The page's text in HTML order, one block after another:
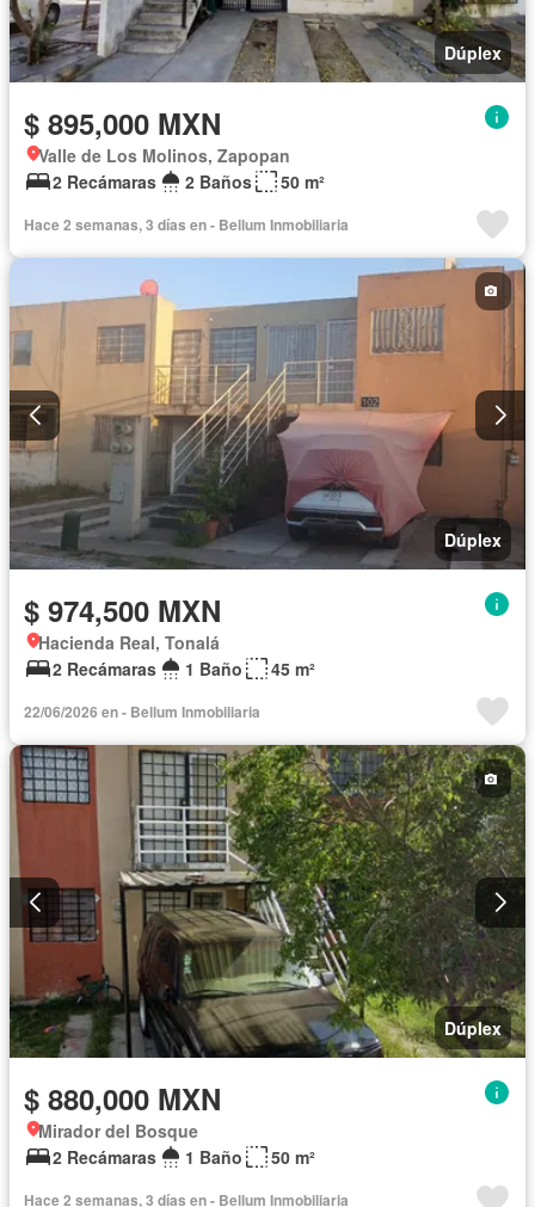
Dúplex
$ 895,000 MXN
Valle de Los Molinos, Zapopan
2 Recámaras
2 Baños 50 m²
Hace 2 semanas, 3 días en - Bellum Inmobiliaria
Dúplex
$ 974,500 MXN
Hacienda Real, Tonalá
2 Recámaras
1 Baño 45 m²
22/06/2026 en - Bellum Inmobiliaria
Dúplex
$ 880,000 MXN
Mirador del Bosque
2 Recámaras
1 Baño 50 m²
Hace 2 semanas, 3 días en - Bellum Inmobiliaria